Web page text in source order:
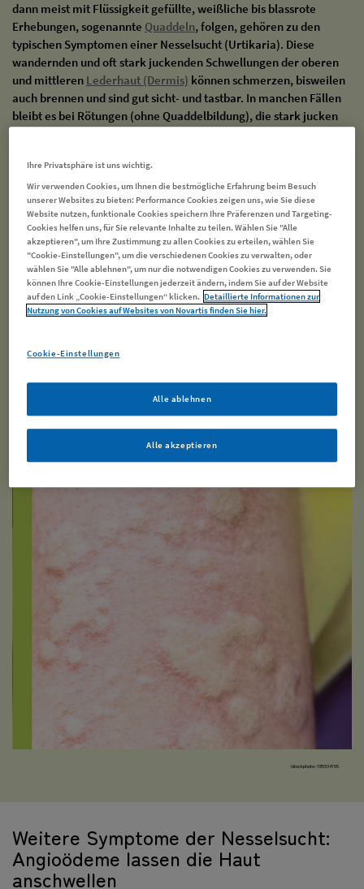
dann meist mit Flüssigkeit gefüllte, weißliche bis blassrote
Erhebungen, sogenannte Quaddeln, folgen, gehören zu den
typischen Symptomen einer Nesselsucht (Urtikaria). Diese
wandernden und oft stark juckenden Schwellungen der oberen
und mittleren Lederhaut (Dermis) können schmerzen, bisweilen
auch brennen und sind gut sicht- und tastbar. In manchen Fällen
bleibt es bei Rötungen (ohne Quaddelbildung), die stark jucken
mehreren Zentimetern im Durchmesser. In leichten Fällen ist die
Quaddelbildung auf kleine Hautareale beschränkt – in
schwereren Fällen können sich die Quaddeln auf große
Hautflächen ausdehnen.
Quaddeln im Gesicht sind besonders unangenehm und bereiten
den Betroffenen oft Sorge, ob sie bleiben könnten. Aber im
Umständen treten sie jedoch an einer anderen Körperstelle
gleich wieder auf.
Mehr zu Quaddeln
istockphoto-185934155
Weitere Symptome der Nesselsucht:
Angioödeme lassen die Haut
anschwellen
Ihre Privatsphäre ist uns wichtig.
Wir verwenden Cookies, um Ihnen die bestmögliche Erfahrung beim Besuch
unserer Websites zu bieten: Performance Cookies zeigen uns, wie Sie diese
Website nutzen, funktionale Cookies speichern Ihre Präferenzen und Targeting-
Cookies helfen uns, für Sie relevante Inhalte zu teilen. Wählen Sie "Alle
akzeptieren", um Ihre Zustimmung zu allen Cookies zu erteilen, wählen Sie
"Cookie-Einstellungen", um die verschiedenen Cookies zu verwalten, oder
wählen Sie "Alle ablehnen", um nur die notwendigen Cookies zu verwenden. Sie
können Ihre Cookie-Einstellungen jederzeit ändern, indem Sie auf der Website
auf den Link „Cookie-Einstellungen“ klicken. Detaillierte Informationen zur
Nutzung von Cookies auf Websites von Novartis finden Sie hier.
Cookie-Einstellungen
Alle ablehnen
Alle akzeptieren